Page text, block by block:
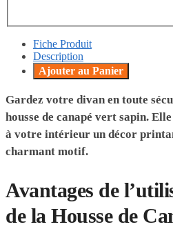
Fiche Produit
Description
Ajouter au Panier
Gardez votre divan en toute
housse de canapé vert sapin.
à votre intérieur un décor
charmant motif.
Avantages de
de la Housse de